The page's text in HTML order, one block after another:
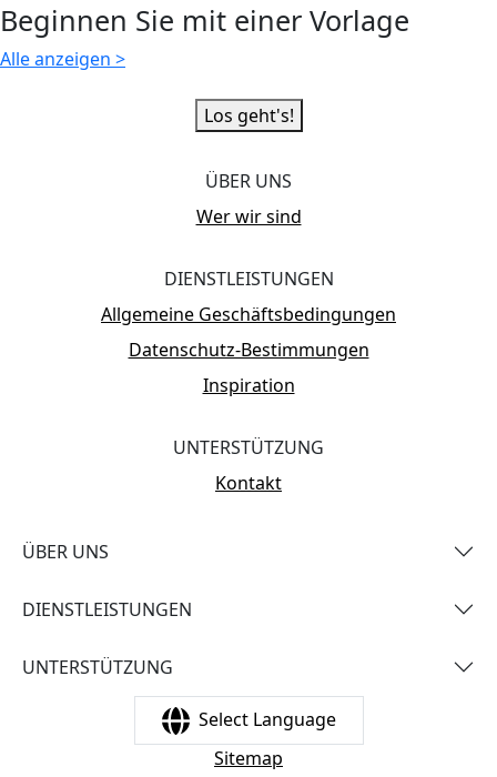
Beginnen Sie mit einer Vorlage
Alle anzeigen >
Los geht's!
ÜBER UNS
Wer wir sind
DIENSTLEISTUNGEN
Allgemeine Geschäftsbedingungen
Datenschutz-Bestimmungen
Inspiration
UNTERSTÜTZUNG
Kontakt
ÜBER UNS
DIENSTLEISTUNGEN
UNTERSTÜTZUNG
Select Language
Sitemap